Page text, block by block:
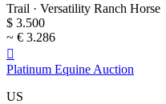
Trail · Versatility Ranch Horse
$ 3.500
~ € 3.286

Platinum Equine Auction
US